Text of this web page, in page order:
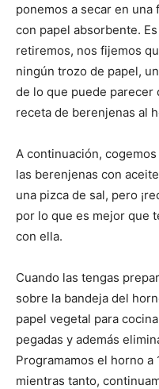
ponemos a secar en
con papel absorbente.
retiremos, nos fijemos
ningún trozo de papel,
de lo que puede parecer
receta de berenjenas al
A continuación,
las berenjenas con
una pizca de sal, pero
por lo que es mejor que
con ella.
Cuando las tengas
sobre la bandeja del
papel vegetal para
pegadas y además
Programamos el horno a
mientras tanto,